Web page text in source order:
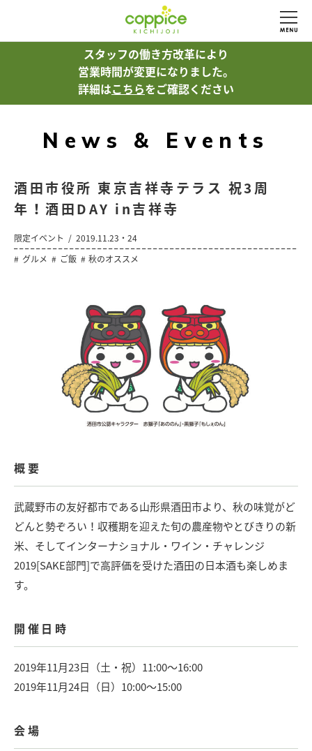
スタッフの働き方改革により
営業時間が変更になりました。
詳細はこちらをご確認ください
News & Events
酒田市役所 東京吉祥寺テラス 祝3周
年！酒田DAY in吉祥寺
限定イベント
2019.11.23・24
グルメ
ご飯 秋のオススメ
概要
武蔵野市の友好都市である山形県酒田市より、秋の味覚がど
どんと勢ぞろい！収穫期を迎えた旬の農産物やとびきりの新
米、そしてインターナショナル・ワイン・チャレンジ
2019[SAKE部門]で高評価を受けた酒田の日本酒も楽しめま
す。
開催日時
2019年11月23日（土・祝）11:00〜16:00
2019年11月24日（日）10:00〜15:00
会場